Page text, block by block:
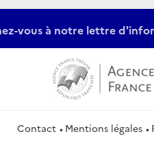
vous à notre lettre
Contact Mentions légales